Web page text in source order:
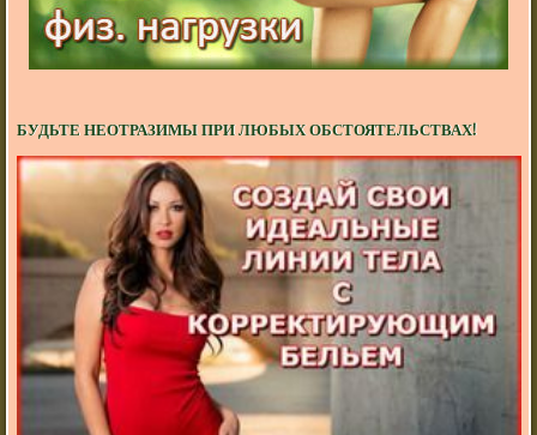
БУДЬТЕ НЕОТРАЗИМЫ ПРИ ЛЮБЫХ ОБСТОЯТЕЛЬСТВАХ!